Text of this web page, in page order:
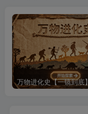
万物进化史【一镜到底】